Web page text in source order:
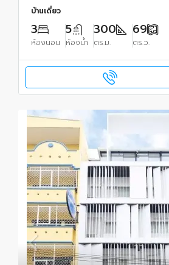
บ้านเดี่ยว
3
ห้องนอน
5
ห้องน้ำ
300
ตร.ม.
69
ตร.ว.